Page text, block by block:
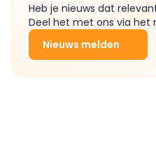
Heb je nieuws dat
Deel het met ons via het
Nieuws melden